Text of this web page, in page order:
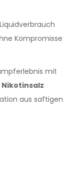
Kompromisse
mit
Nikotinsalz
aus saftigen